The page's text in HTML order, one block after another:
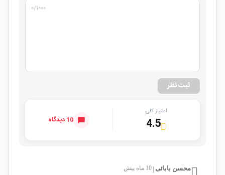
۰/۱۰۰۰
ثبت نظر
امتیاز کلی
4.5 10 دیدگاه
محسن بابائی 10 ماه پیش